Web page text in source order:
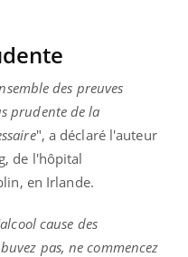
des preuves
prudente de la
", a déclaré l'auteur
de l'hôpital
en Irlande.
cause des
pas, ne commencez